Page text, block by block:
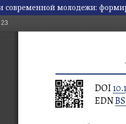
современной молодежи: